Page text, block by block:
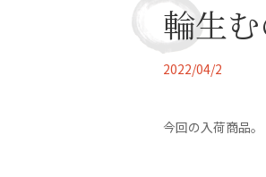
輪生む
2022/04/2
今回の入荷商品。